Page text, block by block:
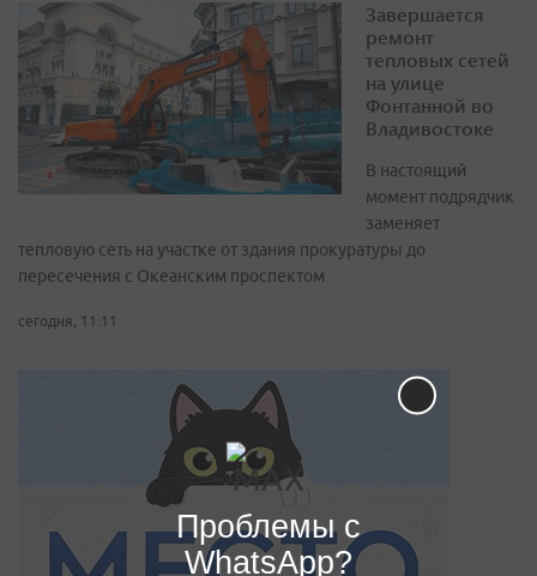
Завершается
ремонт
тепловых сетей
на улице
Фонтанной во
Владивостоке
В настоящий
момент подрядчик
заменяет
тепловую сеть на участке от здания прокуратуры до
пересечения с Океанским проспектом
сегодня, 11:11
Проблемы с
WhatsApp?